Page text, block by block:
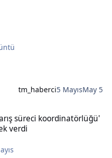
tm_haberci5 MayısMay 5
süreci koordinatörlüğü'
verdi